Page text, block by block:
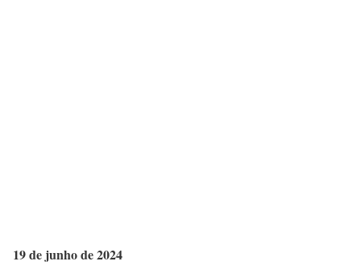
19 de junho de 2024